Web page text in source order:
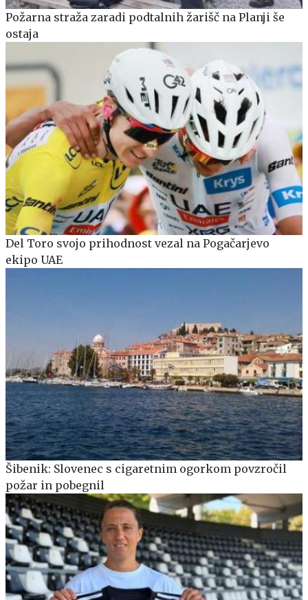
Požarna straža zaradi podtalnih žarišč na Planji še
ostaja
Del Toro svojo prihodnost vezal na Pogačarjevo
ekipo UAE
Šibenik: Slovenec s cigaretnim ogorkom povzročil
požar in pobegnil